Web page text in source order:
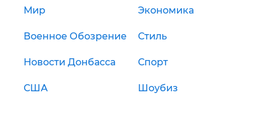
Мир Экономика
Военное Обозрение Стиль
Новости Донбасса Спорт
США Шоубиз